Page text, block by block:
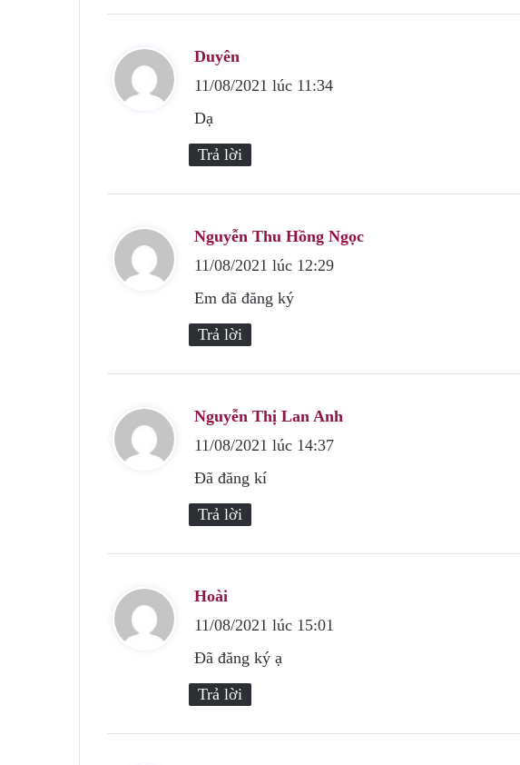
Duyên
i
t
11/08/2021 lúc 11:34
Dạ
Trả lời
Nguyễn Thu Hồng Ngọc
11/08/2021 lúc 12:29
Em đã đăng ký
Trả lời
Nguyễn Thị Lan Anh
11/08/2021 lúc 14:37
Đã đăng kí
Trả lời
Hoài
i
ế
t
11/08/2021 lúc 15:01
Đã đăng ký ạ
Trả lời